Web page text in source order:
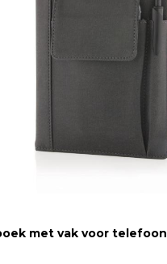
met vak voor telefoon